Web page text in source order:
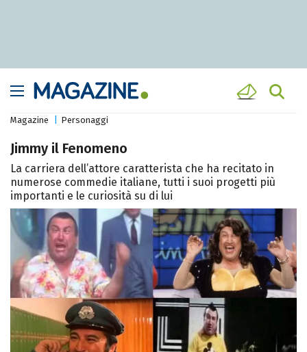
Magazine Personaggi
Jimmy il Fenomeno
La carriera dell’attore caratterista che ha recitato in
numerose commedie italiane, tutti i suoi progetti più
importanti e le curiosità su di lui